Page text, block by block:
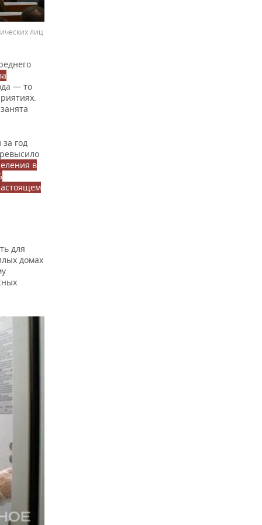
лиц
— то
год
в
для
домах